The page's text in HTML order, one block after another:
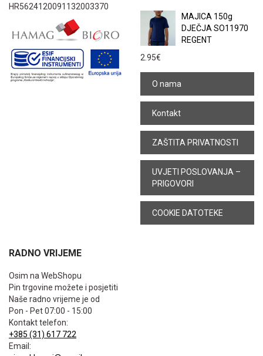
HR5624120091132003370
MAJICA 150g
DJEČJA SO11970
REGENT
2.95€
O nama
Kontakt
ZAŠTITA PRIVATNOSTI
UVJETI POSLOVANJA –
PRIGOVORI
COOKIE DATOTEKE
RADNO VRIJEME
Osim na WebShopu
Pin trgovine možete i posjetiti
Naše radno vrijeme je od
Pon - Pet 07:00 - 15:00
Kontakt telefon:
+385 (31) 617 722
Email: